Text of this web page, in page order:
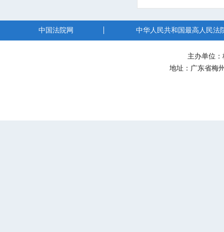
中国法院网 中华人民共和国最高人民法
主办单位
地址：广东省